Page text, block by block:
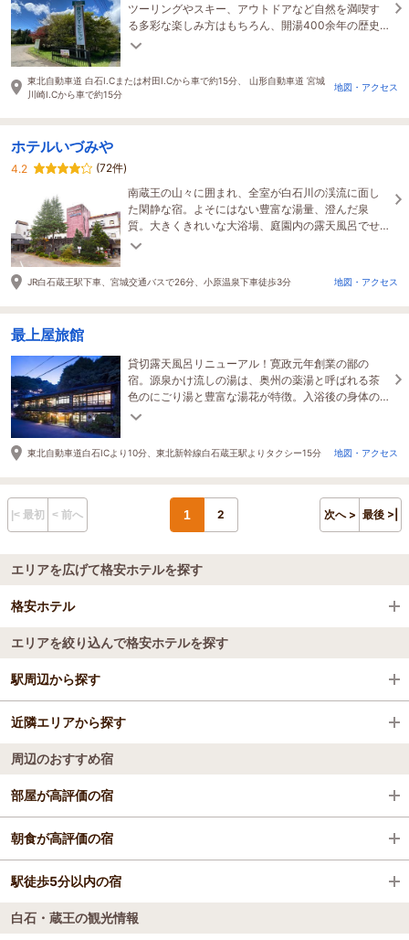
ツーリングやスキー、アウトドアなど自然を満喫す
る多彩な楽しみ方はもちろん、開湯400余年の歴史
ある遠刈田温泉のお湯が旅の疲れを心地よく癒しま
東北自動車道 白石I.Cまたは村田I.Cから車で約15分、 山形自動車道 宮城
川崎I.Cから車で約15分
地図・アクセス
ホテルいづみや
4.2
(72件)
南蔵王の山々に囲まれ、全室が白石川の渓流に面し
た閑静な宿。よそにはない豊富な湯量、澄んだ泉
質。大きくきれいな大浴場、庭園内の露天風呂でせ
せらぎを聞き、手足を伸ばして湯につかる。しあわ
JR白石蔵王駅下車、宮城交通バスで26分、小原温泉下車徒歩3分 地図・アクセス
最上屋旅館
貸切露天風呂リニューアル！寛政元年創業の鄙の
宿。源泉かけ流しの湯は、奥州の薬湯と呼ばれる茶
色のにごり湯と豊富な湯花が特徴。入浴後の身体の
温まりは湯の持つ効果そのもので、湯治の湯として
東北自動車道白石ICより10分、東北新幹線白石蔵王駅よりタクシー15分 地図・アクセス
|< 最初 < 前へ 1 2 次へ > 最後 >|
エリアを広げて格安ホテルを探す
格安ホテル
全国の格安ホテル
エリアを絞り込んで格安ホテルを探す
駅周辺から探す
白石蔵王駅
白石駅
近隣エリアから探す
角田
周辺のおすすめ宿
部屋が高評価の宿
【わたり温泉 鳥の海】 青の絶景と金色にかがやく
民宿 浜まつ
朝食が高評価の宿
【わたり温泉 鳥の海】 青の絶景と金色にかがやく
あぶくま荘
駅徒歩5分以内の宿
ＧＵＥＳＴＨＯＵＳＥ６６
白石・蔵王の観光情報